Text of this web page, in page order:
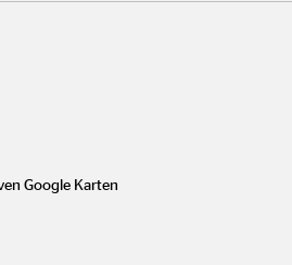
bleiben dran!
Medien
die Dienste von Drittanbietern, um
zur Verfügung stellen zu können. Die
personenbezogenen Daten dabei
werden, ohne dass dort ein
Google Karten